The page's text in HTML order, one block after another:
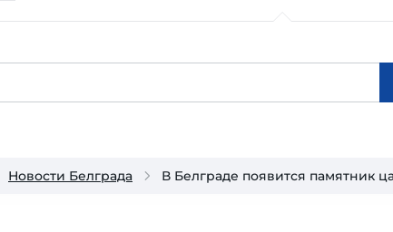
Новости Белграда В Белграде появится памятник